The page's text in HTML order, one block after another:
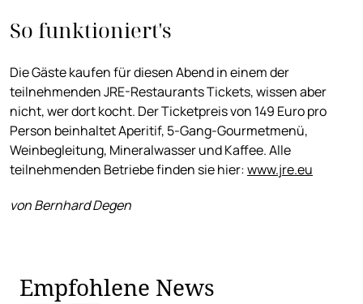
So funktioniert's
Die Gäste kaufen für diesen Abend in einem der
teilnehmenden JRE-Restaurants Tickets, wissen aber
nicht, wer dort kocht. Der Ticketpreis von 149 Euro pro
Person beinhaltet Aperitif, 5-Gang-Gourmetmenü,
Weinbegleitung, Mineralwasser und Kaffee. Alle
teilnehmenden Betriebe finden sie hier:www.jre.eu
von Bernhard Degen
Empfohlene News